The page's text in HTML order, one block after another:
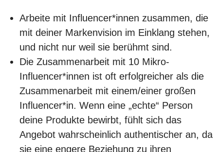
Arbeite mit Influencer*innen zusammen, die
mit deiner Markenvision im Einklang stehen,
und nicht nur weil sie berühmt sind.
Die Zusammenarbeit mit 10 Mikro-
Influencer*innen ist oft erfolgreicher als die
Zusammenarbeit mit einem/einer großen
Influencer*in. Wenn eine „echte“ Person
deine Produkte bewirbt, fühlt sich das
Angebot wahrscheinlich authentischer an, da
sie eine engere Beziehung zu ihren